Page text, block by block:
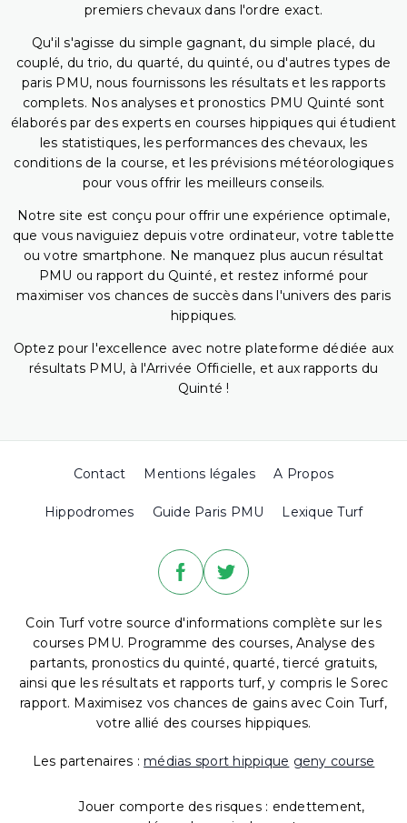
premiers chevaux dans l'ordre exact.
Qu'il s'agisse du simple gagnant, du simple placé, du
couplé, du trio, du quarté, du quinté, ou d'autres types de
paris PMU, nous fournissons les résultats et les rapports
complets. Nos analyses et pronostics PMU Quinté sont
élaborés par des experts en courses hippiques qui étudient
les statistiques, les performances des chevaux, les
conditions de la course, et les prévisions météorologiques
pour vous offrir les meilleurs conseils.
Notre site est conçu pour offrir une expérience optimale,
que vous naviguiez depuis votre ordinateur, votre tablette
ou votre smartphone. Ne manquez plus aucun résultat
PMU ou rapport du Quinté, et restez informé pour
maximiser vos chances de succès dans l'univers des paris
hippiques.
Optez pour l'excellence avec notre plateforme dédiée aux
résultats PMU, à l'Arrivée Officielle, et aux rapports du
Quinté !
Contact Mentions légales A Propos
Hippodromes Guide Paris PMU Lexique Turf
Coin Turf votre source d'informations complète sur les
courses PMU. Programme des courses, Analyse des
partants, pronostics du quinté, quarté, tiercé gratuits,
ainsi que les résultats et rapports turf, y compris le Sorec
rapport. Maximisez vos chances de gains avec Coin Turf,
votre allié des courses hippiques.
Les partenaires : médias sport hippique geny course
Jouer comporte des risques : endettement,